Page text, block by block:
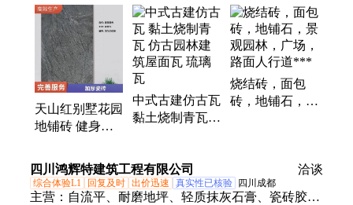
瓦、直角瓦、老鼠洞、连锁瓦、波浪瓦、工程瓦、通
体砖、大理石、围墙瓦、外墙砖、竹节瓦、别墅瓦、
罗曼瓦、仿石砖、大红瓦、陶瓷瓦、民用瓦、波形
瓦、防滑瓦、地铺石、pc砖、幕墙砖
天山红别墅花园
地铺砖 健身房
600*600mm背景
墙
中式古建仿古瓦
黏土烧制青瓦
烧结砖，面包
砖，地铺石，景
四川鸿辉特建筑工程有限公司 洽谈
综合体验L1 回复及时 出价迅速 真实性已核验 四川成都
主营： 自流平、耐磨地坪、轻质抹灰石膏、瓷砖胶粘